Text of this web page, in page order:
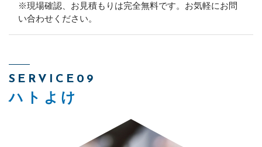
※現場確認、お見積もりは完全無料です。お気軽にお問
い合わせください。
SERVICE09
ハトよけ